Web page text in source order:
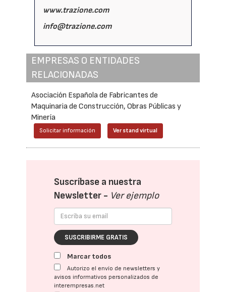
www.trazione.com
info@trazione.com
EMPRESAS O ENTIDADES
RELACIONADAS
Asociación Española de Fabricantes de
Maquinaria de Construcción, Obras Públicas y
Minería
Solicitar información Ver stand virtual
Suscríbase a nuestra
Newsletter - Ver ejemplo
SUSCRIBIRME GRATIS
Marcar todos
Autorizo el envío de newsletters y
avisos informativos personalizados de
interempresas.net